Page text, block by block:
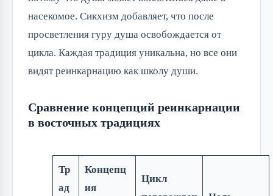
насекомое. Сикхизм добавляет, что после
просветления гуру душа освобождается от
цикла. Каждая традиция уникальна, но все они
видят реинкарнацию как школу души.
Сравнение концепций реинкарнации
в восточных традициях
Тр
ад
Концепц
ия
Цикл